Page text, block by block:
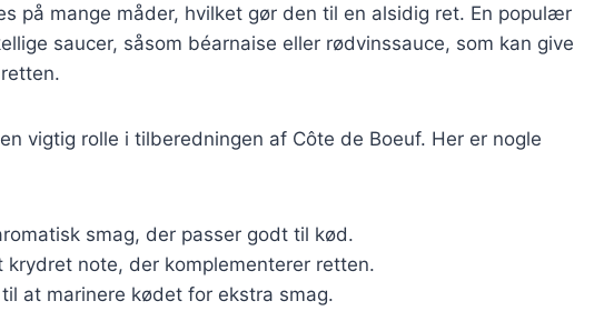
på mange måder, hvilket gør den til en alsidig ret. En populær
saucer, såsom béarnaise eller rødvinssauce, som kan give
vigtig rolle i tilberedningen af Côte de Boeuf. Her er nogle
smag, der passer godt til kød.
krydret note, der komplementerer retten.
at marinere kødet for ekstra smag.